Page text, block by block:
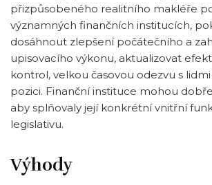
přizpůsobeného realitního makléře
významných finančních institucích,
dosáhnout zlepšení počátečního a
upisovacího výkonu, aktualizovat
kontrol, velkou časovou odezvu s
pozici. Finanční instituce mohou
aby splňovaly její konkrétní vnitřní
legislativu.
Výhody